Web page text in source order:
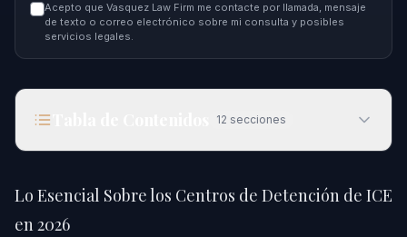
Acepto que Vasquez Law Firm me contacte por llamada, mensaje
de texto o correo electrónico sobre mi consulta y posibles
servicios legales.
12 secciones
ICE en 2026
Respuesta Rápida
Lo Esencial Sobre los Centros de Detención de ICE
en 2026